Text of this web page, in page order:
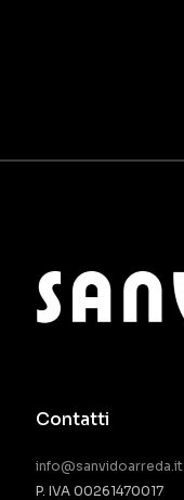
Contatti
info@sanvidoarreda.it
P. IVA 00261470017